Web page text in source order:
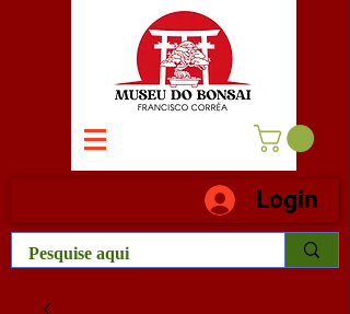
Login